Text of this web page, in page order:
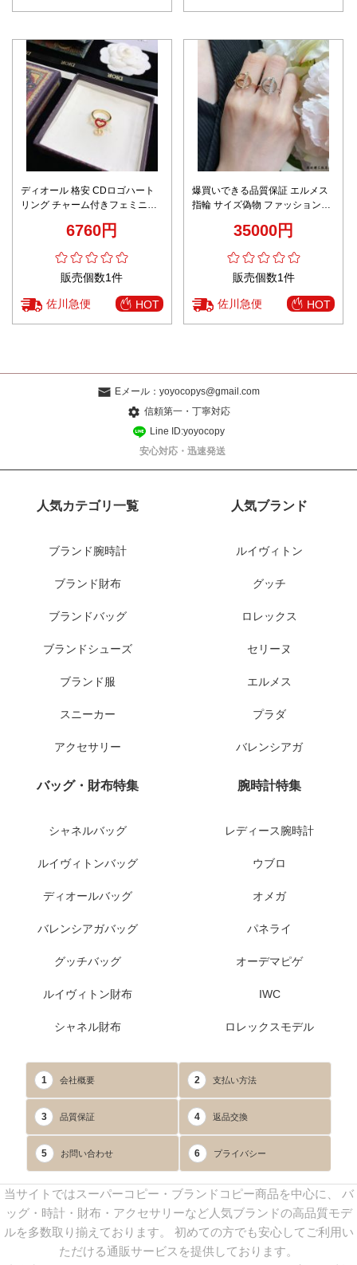
ディオール 格安 CDロゴハート
リング チャーム付きフェミニン
6760円
販売個数1件
佐川急便 HOT
爆買いできる品質保証 エルメス
指輪 サイズ偽物 ファッション感
35000円
販売個数1件
佐川急便 HOT
Eメール： yoyocopys@gmail.com
信頼第一・丁寧対応
Line ID:yoyocopy
安心対応・迅速発送
人気カテゴリ一覧
ブランド腕時計
ブランド財布
ブランドバッグ
ブランドシューズ
ブランド服
スニーカー
アクセサリー
人気ブランド
ルイヴィトン
グッチ
ロレックス
セリーヌ
エルメス
プラダ
バレンシアガ
バッグ・財布特集
シャネルバッグ
ルイヴィトンバッグ
ディオールバッグ
バレンシアガバッグ
グッチバッグ
ルイヴィトン財布
シャネル財布
腕時計特集
レディース腕時計
ウブロ
オメガ
パネライ
オーデマピゲ
IWC
ロレックスモデル
1 会社概要 2 支払い方法
3 品質保証 4 返品交換
5 お問い合わせ 6 プライバシー
当サイトではスーパーコピー・ブランドコピー商品を中心に、 バ
ッグ・時計・財布・アクセサリーなど人気ブランドの高品質モデ
ルを多数取り揃えております。 初めての方でも安心してご利用い
ただける通販サービスを提供しております。